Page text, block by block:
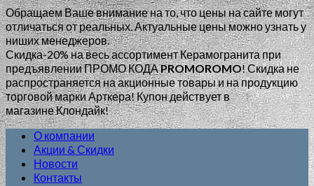
Обращаем Ваше внимание на то, что цены на сайте могут
отличаться от реальных. Актуальные цены можно узнать у
ниших менеджеров.
Скидка-20% на весь ассортимент Керамогранита при
предъявлении ПРОМО КОДАPROMOROMO!Скидка не
распространяется на акционные товары и на продукцию
торговой марки Арткера! Купон действует в
магазине Клондайк!
О компании
Акции & Скидки
Новости
Контакты